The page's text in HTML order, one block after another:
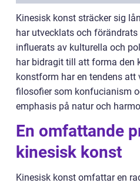
Kinesisk konst sträcker sig
har utvecklats och förändrats
influerats av kulturella och
har bidragit till att forma den
konstform har en tendens att
filosofier som konfucianism
emphasis på natur och
En omfattande
kinesisk konst
Kinesisk konst omfattar en